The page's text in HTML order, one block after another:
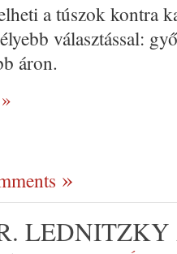
a túszok kontra
választással:
áron.
LEDNITZKY